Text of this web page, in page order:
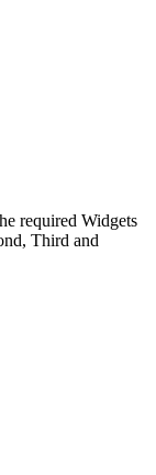
required Widgets
Third and